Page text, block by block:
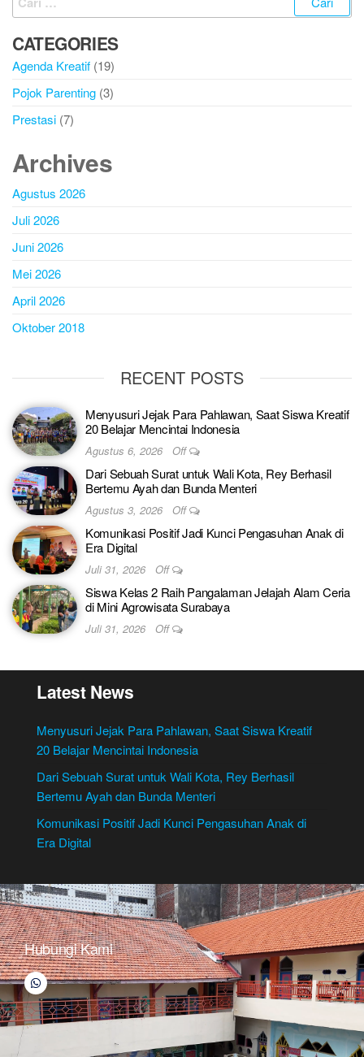
CATEGORIES
Agenda Kreatif (19)
Pojok Parenting (3)
Prestasi (7)
Archives
Agustus 2026
Juli 2026
Juni 2026
Mei 2026
April 2026
Oktober 2018
RECENT POSTS
Menyusuri Jejak Para Pahlawan, Saat Siswa Kreatif
20 Belajar Mencintai Indonesia
Agustus 6, 2026 Off
Dari Sebuah Surat untuk Wali Kota, Rey Berhasil
Bertemu Ayah dan Bunda Menteri
Agustus 3, 2026 Off
Komunikasi Positif Jadi Kunci Pengasuhan Anak di
Era Digital
Juli 31, 2026 Off
Siswa Kelas 2 Raih Pangalaman Jelajah Alam Ceria
di Mini Agrowisata Surabaya
Juli 31, 2026 Off
Latest News
Menyusuri Jejak Para Pahlawan, Saat Siswa Kreatif
20 Belajar Mencintai Indonesia
Dari Sebuah Surat untuk Wali Kota, Rey Berhasil
Bertemu Ayah dan Bunda Menteri
Komunikasi Positif Jadi Kunci Pengasuhan Anak di
Era Digital
Hubungi Kami